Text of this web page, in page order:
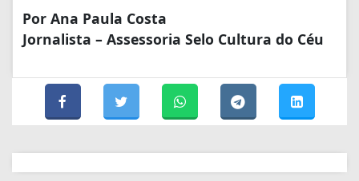
Por Ana Paula Costa
Jornalista – Assessoria Selo Cultura do Céu